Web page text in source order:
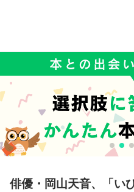
俳優・岡山天音、「い